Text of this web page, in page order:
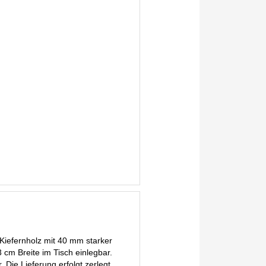
mit 40 mm starker
Breite im Tisch einlegbar.